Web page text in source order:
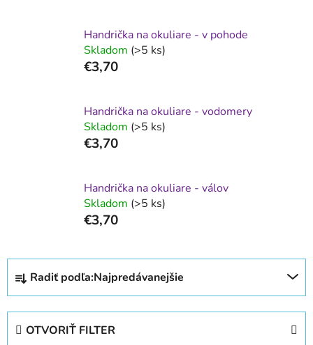
Handrička na okuliare - v pohode
Skladom (>5 ks)
€3,70
Handrička na okuliare - vodomery
Skladom (>5 ks)
€3,70
Handrička na okuliare - válov
Skladom (>5 ks)
€3,70
R
d
Radiť podľa:Najpredávanejšie
OTVORIŤ FILTER